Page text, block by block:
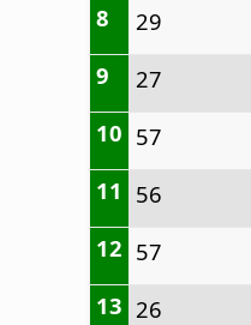
8
29
9
27
10 57
11 56
12 57
13 26